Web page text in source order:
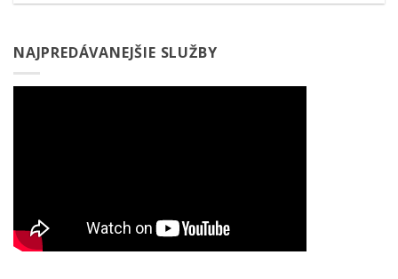
NAJPREDÁVANEJŠIE SLUŽBY